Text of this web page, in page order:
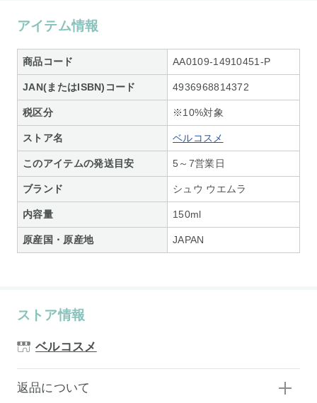
アイテム情報
商品コード AA0109-14910451-P
JAN(またはISBN)コード 4936968814372
税区分 ※10%対象
ストア名 ベルコスメ
このアイテムの発送目安 5～7営業日
ブランド シュウ ウエムラ
内容量 150ml
原産国・原産地 JAPAN
ストア情報
ベルコスメ
返品について